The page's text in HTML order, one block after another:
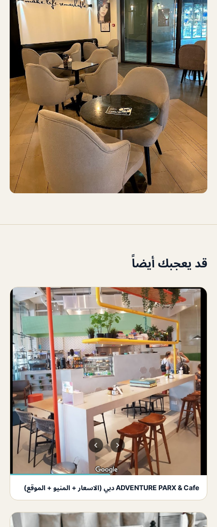
قد يعجبك أيضاً
ADVENTURE PARX & Cafe دبي (الاسعار + المنيو + الموقع)